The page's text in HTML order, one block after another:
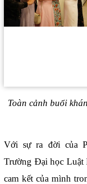
Toàn cảnh buổi
Với sự ra đời của
Trường Đại học Luật
cam kết của mình